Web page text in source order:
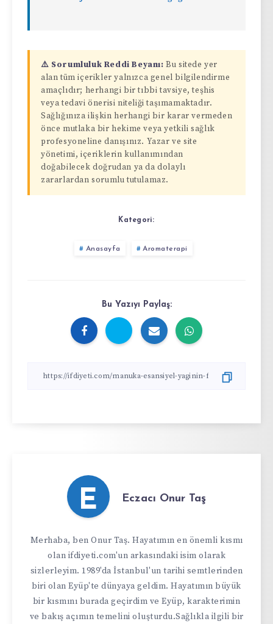
⚠️ Sorumluluk Reddi Beyanı: Bu sitede yer
alan tüm içerikler yalnızca genel bilgilendirme
amaçlıdır; herhangi bir tıbbi tavsiye, teşhis
veya tedavi önerisi niteliği taşımamaktadır.
Sağlığınıza ilişkin herhangi bir karar vermeden
önce mutlaka bir hekime veya yetkili sağlık
profesyoneline danışınız. Yazar ve site
yönetimi, içeriklerin kullanımından
doğabilecek doğrudan ya da dolaylı
zararlardan sorumlu tutulamaz.
Kategori:
Anasayfa Aromaterapi
Bu Yazıyı Paylaş:
E Eczacı Onur Taş
Merhaba, ben Onur Taş. Hayatımın en önemli kısmı
olan ifdiyeti.com'un arkasındaki isim olarak
sizlerleyim. 1989'da İstanbul'un tarihi semtlerinden
biri olan Eyüp'te dünyaya geldim. Hayatımın büyük
bir kısmını burada geçirdim ve Eyüp, karakterimin
ve bakış açımın temelini oluşturdu.Sağlıkla ilgili bir